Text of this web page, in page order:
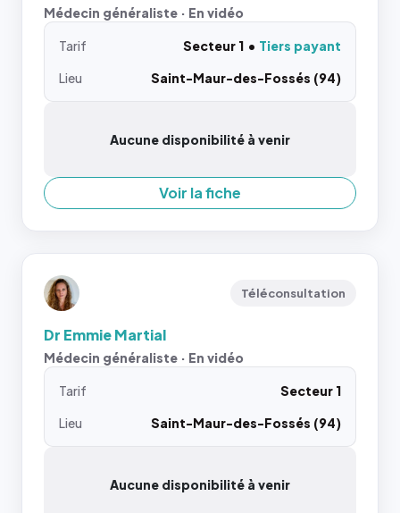
Médecin généraliste · En vidéo
Tarif Secteur 1
Tiers payant
Lieu
Saint-Maur-des-Fossés (94)
Aucune disponibilité à venir
Voir la fiche
Téléconsultation
Dr Emmie Martial
Médecin généraliste · En vidéo
Tarif
Secteur 1
Lieu
Saint-Maur-des-Fossés (94)
Aucune disponibilité à venir